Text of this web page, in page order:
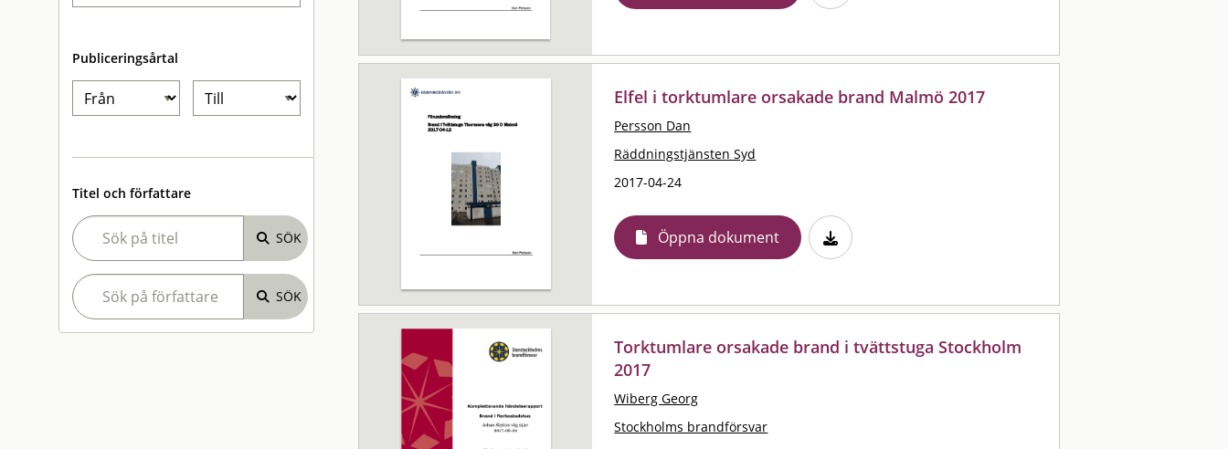
Publiceringsårtal
Titel och författare
Elfel i torktumlare orsakade brand Malmö 2017
Persson Dan
Räddningstjänsten Syd
2017-04-24
Öppna dokument
Torktumlare orsakade brand i tvättstuga Stockholm
2017
Wiberg Georg
Stockholms brandförsvar